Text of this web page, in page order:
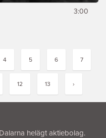
3:00
4 5 6 7
12 13 ›
helägt aktiebolag.